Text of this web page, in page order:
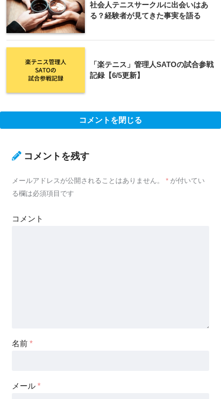
社会人テニスサークルに出会いはあ
る？経験者が見てきた事実を語る
「楽テニス」管理人SATOの試合参戦
記録【6/5更新】
コメントを閉じる
コメントを残す
メールアドレスが公開されることはありません。 * が付いてい
る欄は必須項目です
コメント
名前 *
メール *